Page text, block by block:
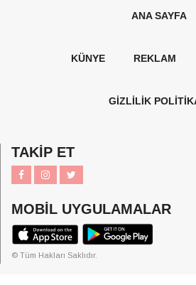
ANA SAYFA
KÜNYE REKLAM
GİZLİLİK
TAKİP ET
MOBİL UYGULAMALAR
© Tüm Hakları Saklıdır.